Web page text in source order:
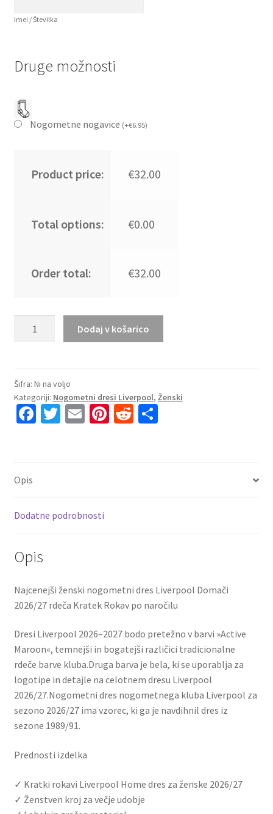
Imei / Številka
Druge možnosti
Nogometne nogavice (+€6.95)
Product price: €32.00
Total options: €0.00
Order total: €32.00
Liverpool
Domači
2026-
Dodaj v košarico
Šifra: Ni na voljo
Kategoriji: Nogometni dresi Liverpool, Ženski
Fa
k
T E Pi R S
Opis
Dodatne podrobnosti
Opis
Najcenejši ženski nogometni dres Liverpool Domači
2026/27 rdeča Kratek Rokav po naročilu
Dresi Liverpool 2026–2027 bodo pretežno v barvi »Active
Maroon«, temnejši in bogatejši različici tradicionalne
rdeče barve kluba.Druga barva je bela, ki se uporablja za
logotipe in detajle na celotnem dresu Liverpool
2026/27.Nogometni dres nogometnega kluba Liverpool za
sezono 2026/27 ima vzorec, ki ga je navdihnil dres iz
sezone 1989/91.
Prednosti izdelka
✓ Kratki rokavi Liverpool Home dres za ženske 2026/27
✓ Ženstven kroj za večje udobje